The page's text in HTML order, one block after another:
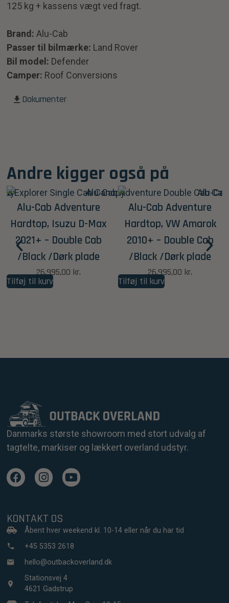
Dokumenter
125 kg + kassens vægt ved fragt.
Brand: Alu-Cab
Passer til bilmærke: Land Rover
Bil model: Defender
Camper: Roof Conversions
Andre kigger også på
Alu-Cab Adventure
Hardtop, Isuzu D-Max
2021+ – Double Cab
/Black /Dørk plade
26.995,00 kr.
Tilføj til kurv
Alu-Cab Adventure
Hardtop, VW Amarok
2010+ – Double Cab
/Black /Dørk plade
26.995,00 kr.
Tilføj til kurv
Danmarks største showroom med stort udvalg af
tagtelte, markiser og lækkert overland udstyr.
KONTAKT OS
Åbent hver weekend kl. 10-14 eller når du har tid
+45 5353 2618
hello@outbackoverland.dk
Stationsvej 4
4621 Gadstrup